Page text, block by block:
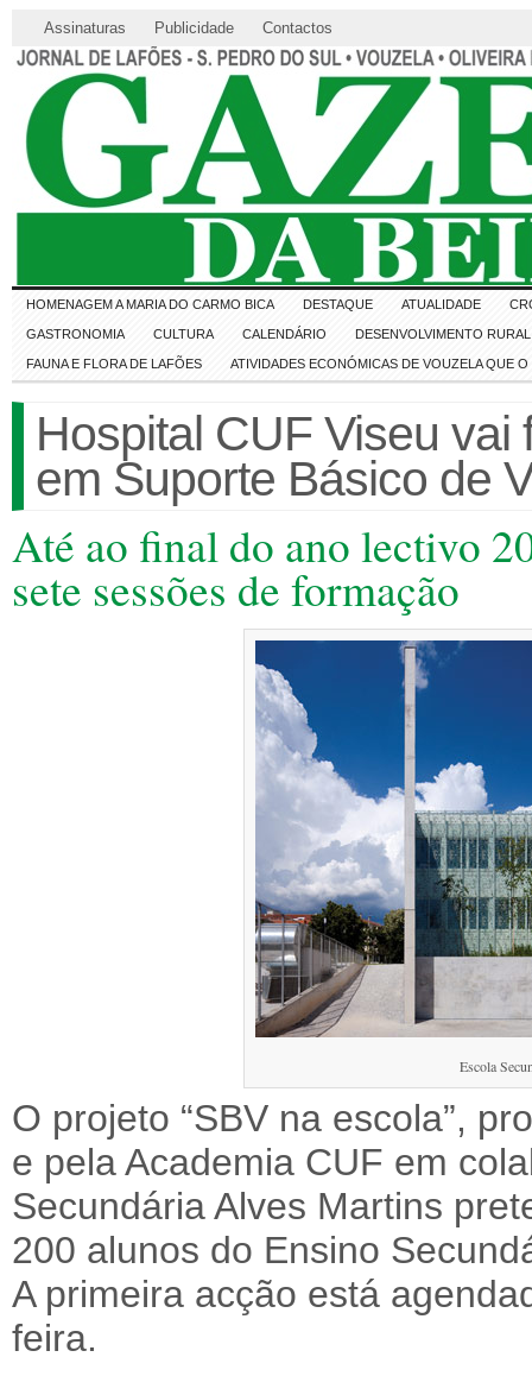
Assinaturas Publicidade Contactos
HOMENAGEM A MARIA DO CARMO BICA DESTAQUE ATUALIDADE
GASTRONOMIA CULTURA CALENDÁRIO DESENVOLVIMENTO RURAL
FAUNA E FLORA DE LAFÕES ATIVIDADES ECONÓMICAS DE VOUZELA QUE
Hospital CUF Viseu
em Suporte Básico de
Até ao final do ano lectivo
sete sessões de formação
Escola
O projeto “SBV na escola”,
e pela Academia CUF em
Secundária Alves Martins
200 alunos do Ensino
A primeira acção está
feira.